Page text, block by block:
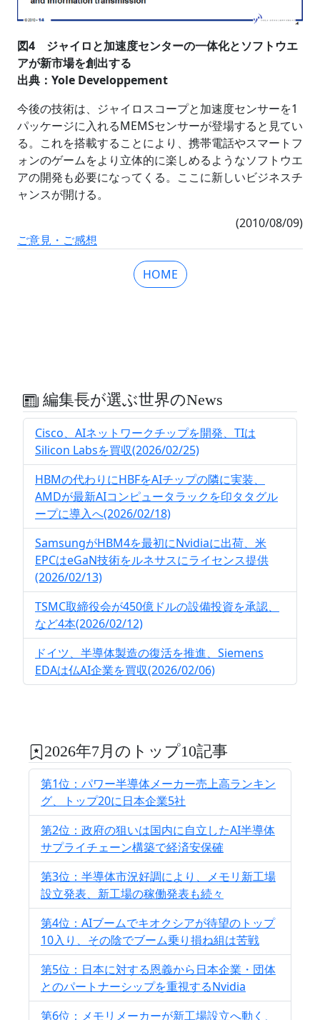
図4 ジャイロと加速度センターの一体化とソフトウエ
アが新市場を創出する
出典：Yole Developpement
今後の技術は、ジャイロスコープと加速度センサーを1
パッケージに入れるMEMSセンサーが登場すると見てい
る。これを搭載することにより、携帯電話やスマートフ
ォンのゲームをより立体的に楽しめるようなソフトウエ
アの開発も必要になってくる。ここに新しいビジネスチ
ャンスが開ける。
(2010/08/09)
ご意見・ご感想
HOME
編集長が選ぶ世界のNews
Cisco、AIネットワークチップを開発、TIは
Silicon Labsを買収(2026/02/25)
HBMの代わりにHBFをAIチップの隣に実装、
AMDが最新AIコンピュータラックを印タタグル
ープに導入へ(2026/02/18)
SamsungがHBM4を最初にNvidiaに出荷、米
EPCはeGaN技術をルネサスにライセンス提供
(2026/02/13)
TSMC取締役会が450億ドルの設備投資を承認、
など4本(2026/02/12)
ドイツ、半導体製造の復活を推進、Siemens
EDAは仏AI企業を買収(2026/02/06)
2026年7月のトップ10記事
第1位：パワー半導体メーカー売上高ランキン
グ、トップ20に日本企業5社
第2位：政府の狙いは国内に自立したAI半導体
サプライチェーン構築で経済安保確
第3位：半導体市況好調により、メモリ新工場
設立発表、新工場の稼働発表も続々
第4位：AIブームでキオクシアが待望のトップ
10入り、その陰でブーム乗り損ね組は苦戦
第5位：日本に対する恩義から日本企業・団体
とのパートナーシップを重視するNvidia
第6位：メモリメーカーが新工場設立へ動く、